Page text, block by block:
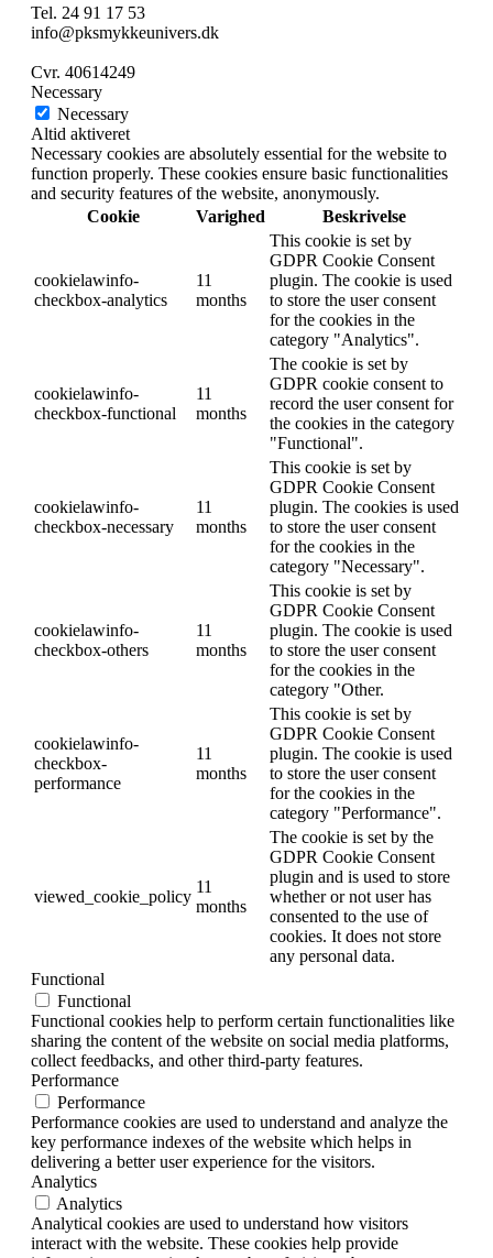
Tel. 24 91 17 53
info@pksmykkeunivers.dk
Cvr. 40614249
Necessary
Necessary
Altid aktiveret
Necessary cookies are absolutely essential for the website to
function properly. These cookies ensure basic functionalities
and security features of the website, anonymously.
Cookie
Varighed Beskrivelse
cookielawinfo-
checkbox-analytics
11
months
This cookie is set by
GDPR Cookie Consent
plugin. The cookie is used
to store the user consent
for the cookies in the
category "Analytics".
cookielawinfo-
checkbox-functional
11
months
The cookie is set by
GDPR cookie consent to
record the user consent for
the cookies in the category
"Functional".
cookielawinfo-
checkbox-necessary
11
months
This cookie is set by
GDPR Cookie Consent
plugin. The cookies is used
to store the user consent
for the cookies in the
category "Necessary".
cookielawinfo-
checkbox-others
11
months
This cookie is set by
GDPR Cookie Consent
plugin. The cookie is used
to store the user consent
for the cookies in the
category "Other.
cookielawinfo-
checkbox-
performance
11
months
This cookie is set by
GDPR Cookie Consent
plugin. The cookie is used
to store the user consent
for the cookies in the
category "Performance".
viewed_cookie_policy
11
months
The cookie is set by the
GDPR Cookie Consent
plugin and is used to store
whether or not user has
consented to the use of
cookies. It does not store
any personal data.
Functional
Functional
Functional cookies help to perform certain functionalities like
sharing the content of the website on social media platforms,
collect feedbacks, and other third-party features.
Performance
Performance
Performance cookies are used to understand and analyze the
key performance indexes of the website which helps in
delivering a better user experience for the visitors.
Analytics
Analytics
Analytical cookies are used to understand how visitors
interact with the website. These cookies help provide